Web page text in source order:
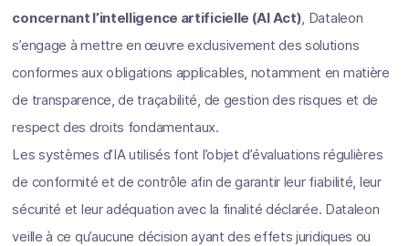
concernant l’intelligence artificielle (AI Act), Dataleon
s’engage à mettre en œuvre exclusivement des solutions
conformes aux obligations applicables, notamment en matière
de transparence, de traçabilité, de gestion des risques et de
respect des droits fondamentaux.
Les systèmes d’IA utilisés font l’objet d’évaluations régulières
de conformité et de contrôle afin de garantir leur fiabilité, leur
sécurité et leur adéquation avec la finalité déclarée. Dataleon
veille à ce qu’aucune décision ayant des effets juridiques ou